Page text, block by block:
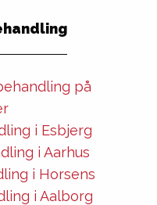
på
i Esbjerg
i Aarhus
i Horsens
i Aalborg